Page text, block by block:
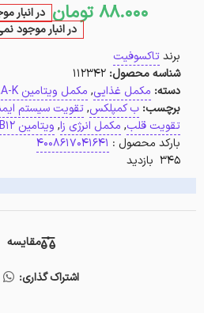
88.000 تومان در انبار
در انبار موجود
برندتاکسوفیت
شناسه محصول: 112342
دسته: مکمل غذایی, مکمل ویتامین A-K
برچسب: ب کمپلکس,تقویت سیستم
تقویت قلب, مکمل انرژی زا, ویتامین B12
بارکد محصول : 4008617041641
345 بازدید
مقایسه
اشتراک گذاری: